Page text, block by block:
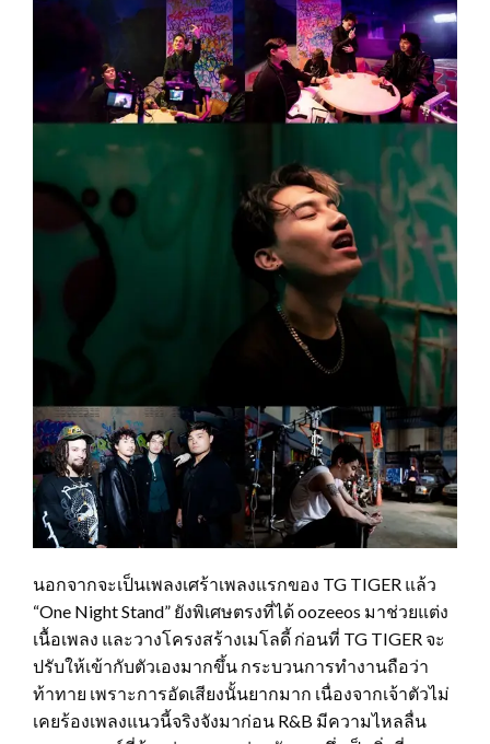
นอกจากจะเป็นเพลงเศร้าเพลงแรกของ TG TIGER แล้ว
“One Night Stand” ยังพิเศษตรงที่ได้ oozeeos มาช่วยแต่ง
เนื้อเพลง และวางโครงสร้างเมโลดี้ ก่อนที่ TG TIGER จะ
ปรับให้เข้ากับตัวเองมากขึ้น กระบวนการทำงานถือว่า
ท้าทาย เพราะการอัดเสียงนั้นยากมาก เนื่องจากเจ้าตัวไม่
เคยร้องเพลงแนวนี้จริงจังมาก่อน R&B มีความไหลลื่น